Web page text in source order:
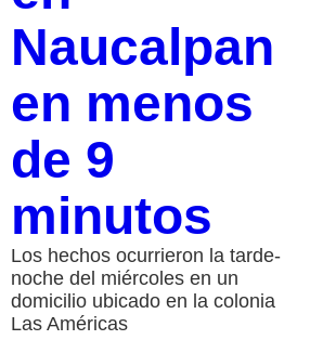
Naucalpan
en menos
de 9
minutos
Los hechos ocurrieron la tarde-
noche del miércoles en un
domicilio ubicado en la colonia
Las Américas